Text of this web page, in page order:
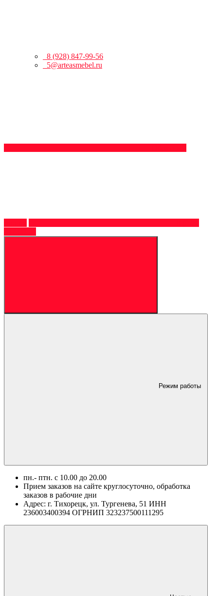
8 (928) 847-99-56
5@arteasmebel.ru
Режим работы
пн.- птн. c 10.00 до 20.00
Прием заказов на сайте круглосуточно, обработка
заказов в рабочие дни
Адрес: г. Тихорецк, ул. Тургенева, 51 ИНН
236003400394 ОГРНИП 323237500111295